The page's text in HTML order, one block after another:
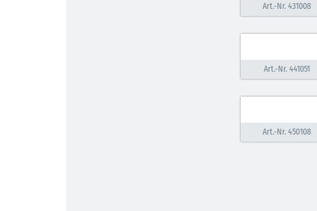
Art.-Nr. 431008
Art.-Nr. 441051
Art.-Nr. 450108